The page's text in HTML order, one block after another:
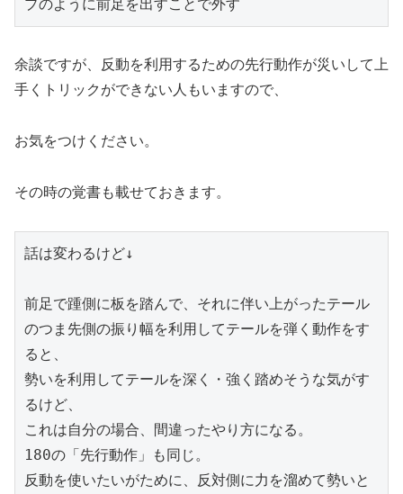
余談ですが、反動を利用するための先行動作が災いして上
手くトリックができない人もいますので、
お気をつけください。
その時の覚書も載せておきます。
話は変わるけど↓
前足で踵側に板を踏んで、それに伴い上がったテール
のつま先側の振り幅を利用してテールを弾く動作をす
ると、
勢いを利用してテールを深く・強く踏めそうな気がす
るけど、
これは自分の場合、間違ったやり方になる。
180の「先行動作」も同じ。
反動を使いたいがために、反対側に力を溜めて勢いと